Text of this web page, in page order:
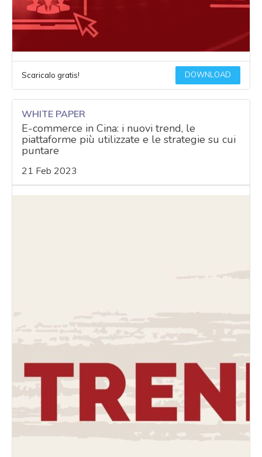
Scaricalo gratis! DOWNLOAD
WHITE PAPER
E-commerce in Cina: i nuovi trend, le
piattaforme più utilizzate e le strategie su cui
puntare
21 Feb 2023